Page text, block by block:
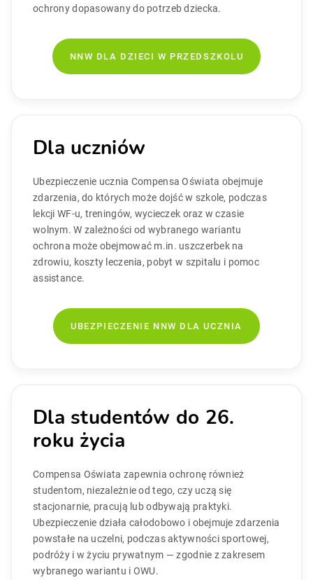
ochrony dopasowany do potrzeb dziecka.
NNW DLA DZIECI W PRZEDSZKOLU
Dla uczniów
Ubezpieczenie ucznia Compensa Oświata obejmuje
zdarzenia, do których może dojść w szkole, podczas
lekcji WF-u, treningów, wycieczek oraz w czasie
wolnym. W zależności od wybranego wariantu
ochrona może obejmować m.in. uszczerbek na
zdrowiu, koszty leczenia, pobyt w szpitalu i pomoc
assistance.
UBEZPIECZENIE NNW DLA UCZNIA
Dla studentów do 26.
roku życia
Compensa Oświata zapewnia ochronę również
studentom, niezależnie od tego, czy uczą się
stacjonarnie, pracują lub odbywają praktyki.
Ubezpieczenie działa całodobowo i obejmuje zdarzenia
powstałe na uczelni, podczas aktywności sportowej,
podróży i w życiu prywatnym — zgodnie z zakresem
wybranego wariantu i OWU.